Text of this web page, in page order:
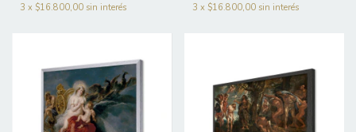
3 x $16.800,00 sin interés 3 x $16.800,00 sin interés